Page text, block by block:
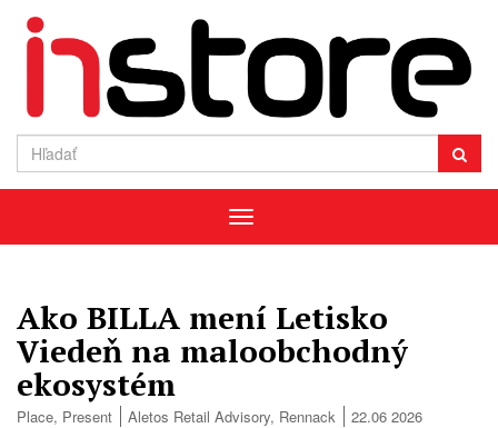
Menu
Ako BILLA mení Letisko
Viedeň na maloobchodný
ekosystém
Place, Present Aletos Retail Advisory, Rennack 22.06 2026